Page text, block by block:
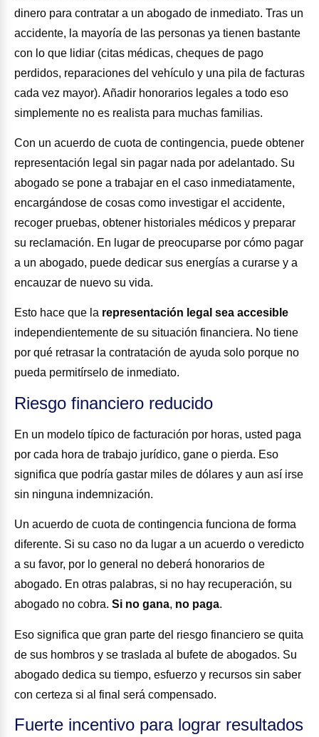
dinero para contratar a un abogado de inmediato. Tras un
accidente, la mayoría de las personas ya tienen bastante
con lo que lidiar (citas médicas, cheques de pago
perdidos, reparaciones del vehículo y una pila de facturas
cada vez mayor). Añadir honorarios legales a todo eso
simplemente no es realista para muchas familias.
Con un acuerdo de cuota de contingencia, puede obtener
representación legal sin pagar nada por adelantado. Su
abogado se pone a trabajar en el caso inmediatamente,
encargándose de cosas como investigar el accidente,
recoger pruebas, obtener historiales médicos y preparar
su reclamación. En lugar de preocuparse por cómo pagar
a un abogado, puede dedicar sus energías a curarse y a
encauzar de nuevo su vida.
Esto hace que la representación legal sea accesible
independientemente de su situación financiera. No tiene
por qué retrasar la contratación de ayuda solo porque no
pueda permitírselo de inmediato.
Riesgo financiero reducido
En un modelo típico de facturación por horas, usted paga
por cada hora de trabajo jurídico, gane o pierda. Eso
significa que podría gastar miles de dólares y aun así irse
sin ninguna indemnización.
Un acuerdo de cuota de contingencia funciona de forma
diferente. Si su caso no da lugar a un acuerdo o veredicto
a su favor, por lo general no deberá honorarios de
abogado. En otras palabras, si no hay recuperación, su
abogado no cobra. Si no gana, no paga.
Eso significa que gran parte del riesgo financiero se quita
de sus hombros y se traslada al bufete de abogados. Su
abogado dedica su tiempo, esfuerzo y recursos sin saber
con certeza si al final será compensado.
Fuerte incentivo para lograr resultados